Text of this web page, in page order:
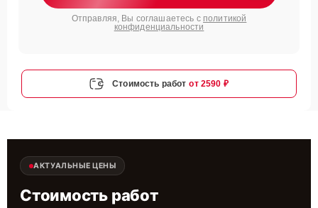
Отправляя, Вы соглашаетесь с политикой
конфиденциальности
Стоимость работ от 2590 ₽
АКТУАЛЬНЫЕ ЦЕНЫ
Стоимость работ